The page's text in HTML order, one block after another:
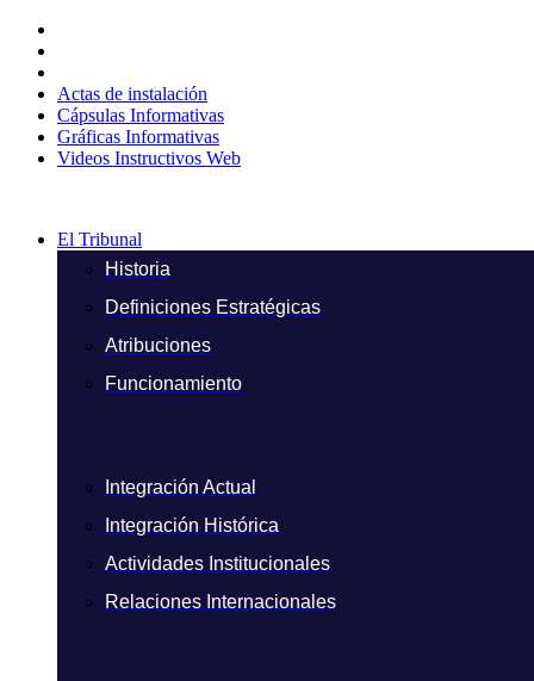
contenido
Actas de instalación
Cápsulas Informativas
Gráficas Informativas
Videos Instructivos Web
El Tribunal
Historia
Definiciones Estratégicas
Atribuciones
Funcionamiento
Integración Actual
Integración Histórica
Actividades Institucionales
Relaciones Internacionales